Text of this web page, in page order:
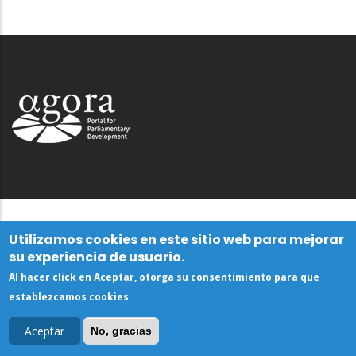
Utilizamos cookies en este sitio web para mejorar
su experiencia de usuario.
Al hacer click en Aceptar, otorga su consentimiento para que
establezcamos cookies.
Aceptar No, gracias